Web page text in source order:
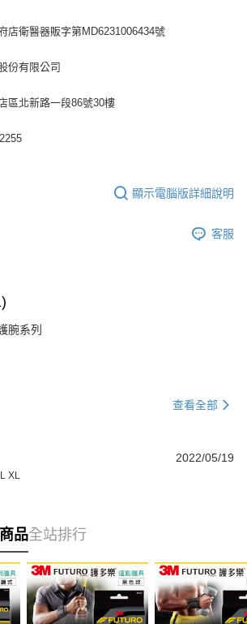
店衛醫器販字第MD6231006434號
份有限公司
區北新路一段86號30樓
顯示電腦版詳細說明
客服
腕系列
查看全部
2022/05/19
L XL
品全站排行